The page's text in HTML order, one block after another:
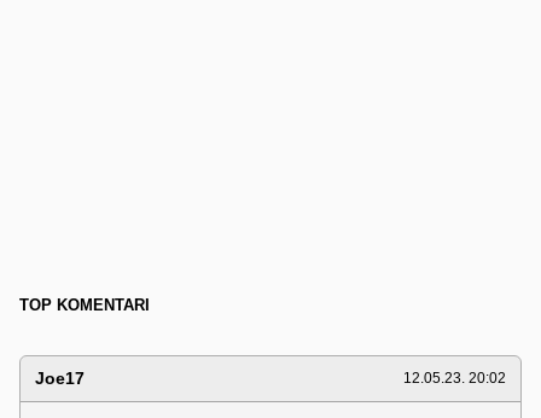
TOP KOMENTARI
Joe17 12.05.23. 20:02